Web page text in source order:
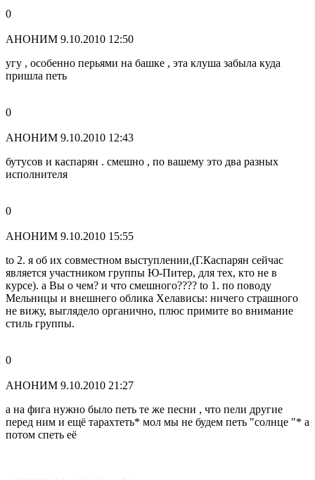
0
АНОНИМ 9.10.2010 12:50
угу , особенно перьями на башке , эта клуша забыла куда
пришла петь
0
АНОНИМ 9.10.2010 12:43
бутусов и каспарян . смешно , по вашему это два разных
исполнителя
0
АНОНИМ 9.10.2010 15:55
to 2. я об их совместном выступлении,(Г.Каспарян сейчас
является участником группы Ю-Питер, для тех, кто не в
курсе). а Вы о чем? и что смешного???? to 1. по поводу
Мельницы и внешнего облика Хелависы: ничего страшного
не вижу, выглядело органично, плюс примите во внимание
стиль группы.
0
АНОНИМ 9.10.2010 21:27
а на фига нужно было петь те же песни , что пели другие
перед ним и ещё тарахтеть* мол мы не будем петь "солнце "* а
потом спеть её